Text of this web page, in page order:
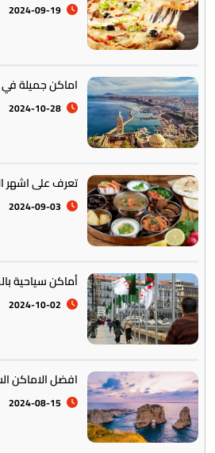
التراث والتقاليد
المأكولات العالمية
تخطيط الرحلات والتنقل
2024-09-19
اماكن جميلة في
2024-10-28
تعرف على اشهر
2024-09-03
أماكن سياحية
2024-10-02
افضل الاماكن
2024-08-15